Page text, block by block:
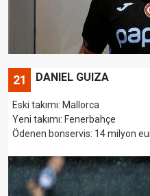
21 DANIEL GUIZA
Eski takımı: Mallorca
Yeni takımı: Fenerbahçe
Ödenen bonservis: 14 milyon